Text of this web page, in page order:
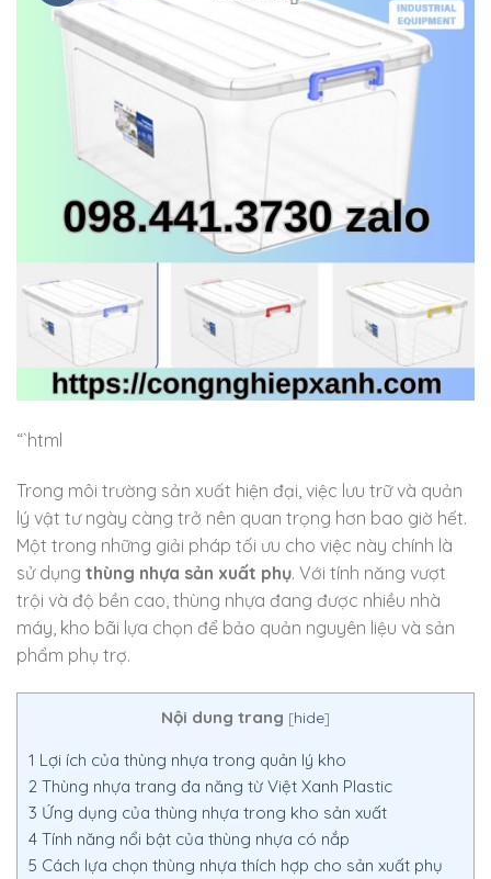
“`html
Trong môi trường sản xuất hiện đại, việc lưu trữ và quản
lý vật tư ngày càng trở nên quan trọng hơn bao giờ hết.
Một trong những giải pháp tối ưu cho việc này chính là
sử dụng thùng nhựa sản xuất phụ. Với tính năng vượt
trội và độ bền cao, thùng nhựa đang được nhiều nhà
máy, kho bãi lựa chọn để bảo quản nguyên liệu và sản
phẩm phụ trợ.
Nội dung trang [hide]
1 Lợi ích của thùng nhựa trong quản lý kho
2 Thùng nhựa trang đa năng từ Việt Xanh Plastic
3 Ứng dụng của thùng nhựa trong kho sản xuất
4 Tính năng nổi bật của thùng nhựa có nắp
5 Cách lựa chọn thùng nhựa thích hợp cho sản xuất phụ